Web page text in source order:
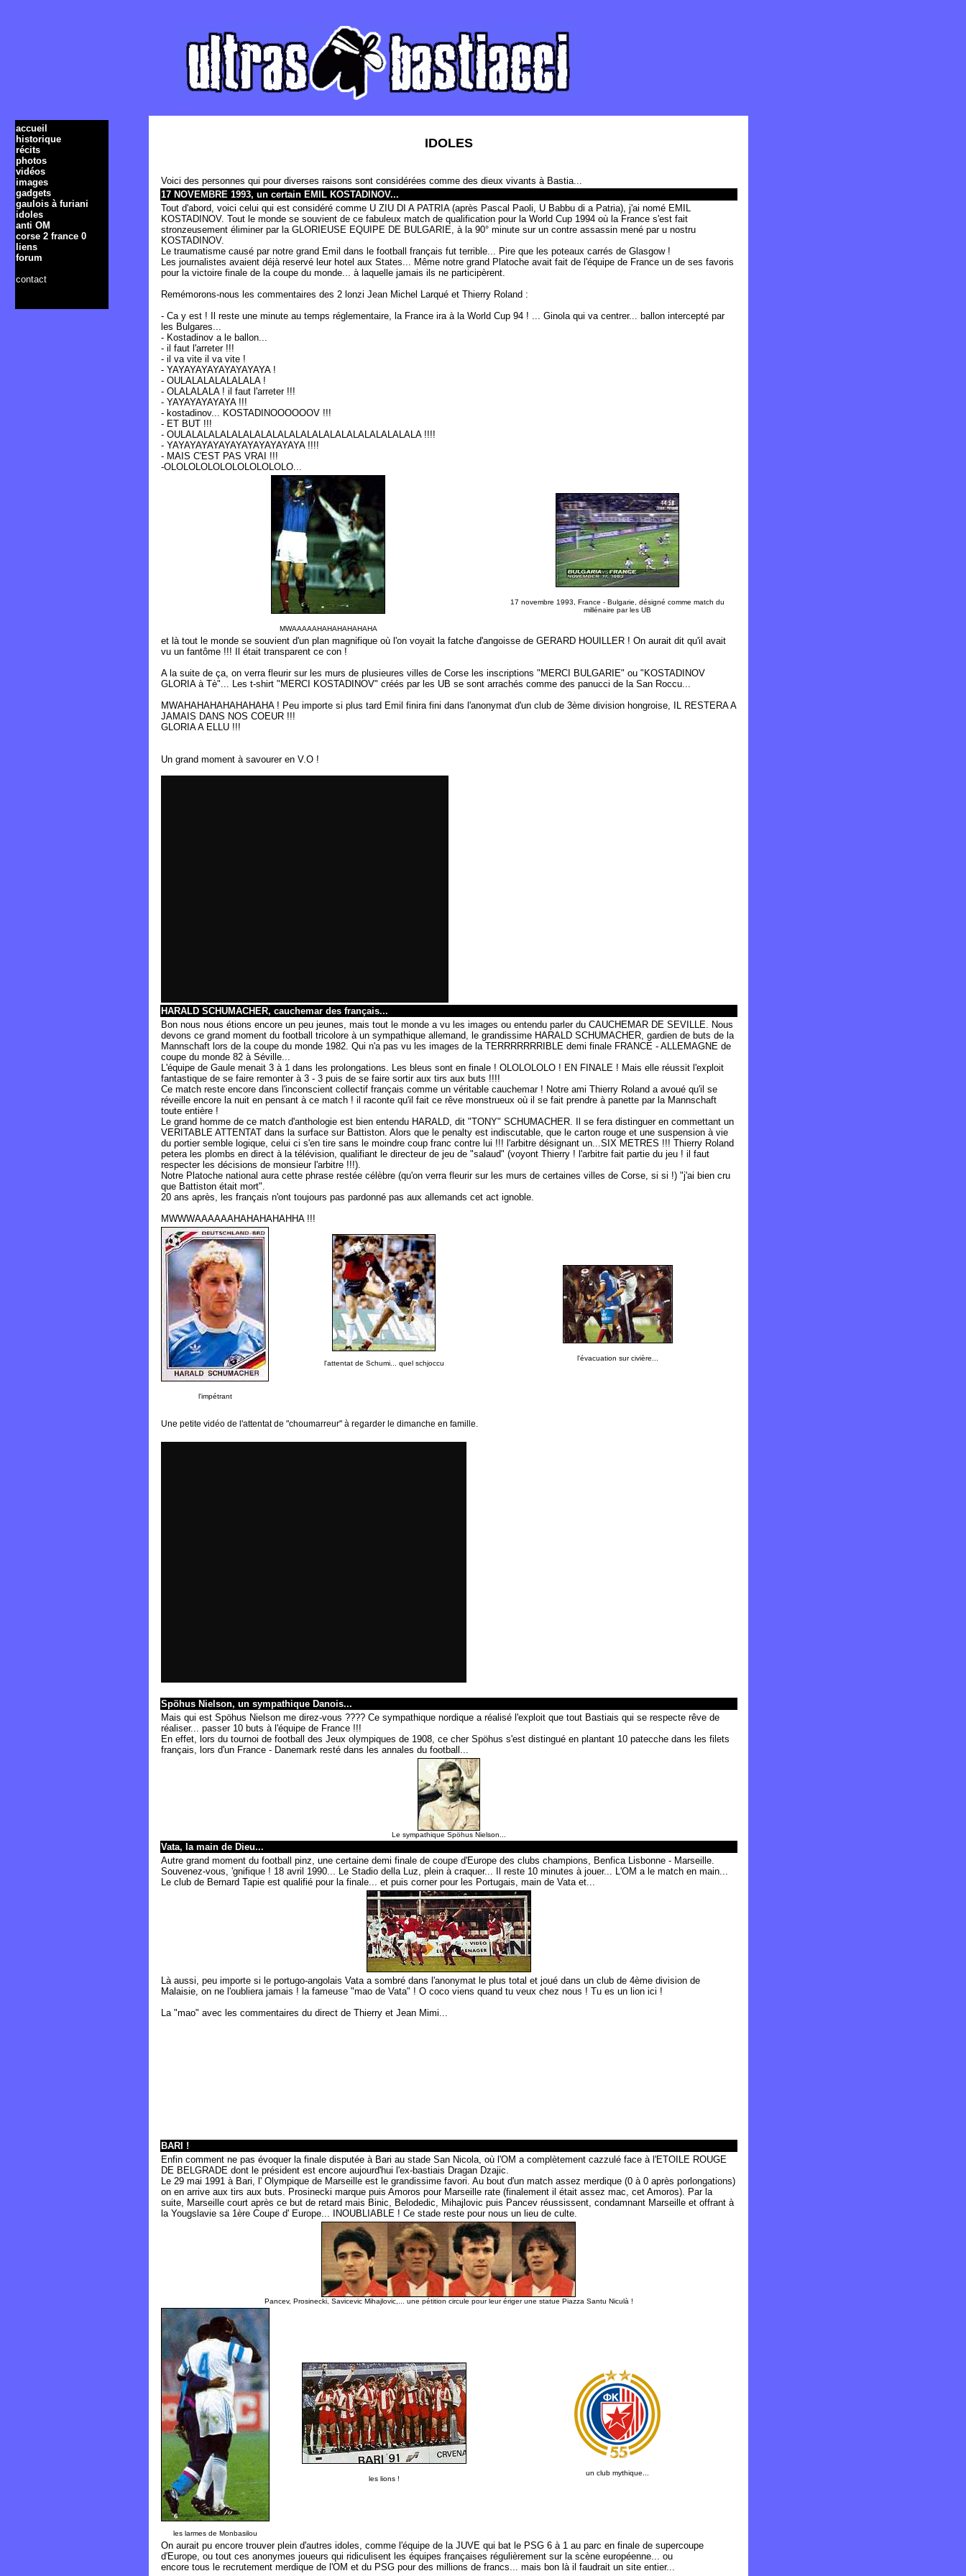
accueil
historique
récits
photos
vidéos
images
gadgets
gaulois à furiani
idoles
anti OM
corse 2 france 0
liens
forum
contact
IDOLES
Voici des personnes qui pour diverses raisons sont considérées comme des dieux vivants à Bastia...
17 NOVEMBRE 1993, un certain EMIL KOSTADINOV...
Tout d'abord, voici celui qui est considéré comme U ZIU DI A PATRIA (après Pascal Paoli, U Babbu di a Patria), j'ai nomé EMIL
KOSTADINOV. Tout le monde se souvient de ce fabuleux match de qualification pour la World Cup 1994 où la France s'est fait
stronzeusement éliminer par la GLORIEUSE EQUIPE DE BULGARIE, à la 90° minute sur un contre assassin mené par u nostru
KOSTADINOV.
Le traumatisme causé par notre grand Emil dans le football français fut terrible... Pire que les poteaux carrés de Glasgow !
Les journalistes avaient déjà reservé leur hotel aux States... Même notre grand Platoche avait fait de l'équipe de France un de ses favoris
pour la victoire finale de la coupe du monde... à laquelle jamais ils ne participèrent.
Remémorons-nous les commentaires des 2 lonzi Jean Michel Larqué et Thierry Roland :
- Ca y est ! Il reste une minute au temps réglementaire, la France ira à la World Cup 94 ! ... Ginola qui va centrer... ballon intercepté par
les Bulgares...
- Kostadinov a le ballon...
- il faut l'arreter !!!
- il va vite il va vite !
- YAYAYAYAYAYAYAYAYA !
- OULALALALALALALA !
- OLALALALA ! il faut l'arreter !!!
- YAYAYAYAYAYA !!!
- kostadinov... KOSTADINOOOOOOV !!!
- ET BUT !!!
- OULALALALALALALALALALALALALALALALALALALALALA !!!!
- YAYAYAYAYAYAYAYAYAYAYAYA !!!!
- MAIS C'EST PAS VRAI !!!
-OLOLOLOLOLOLOLOLOLOLO...
MWAAAAAHAHAHAHAHAHA
17 novembre 1993, France - Bulgarie, désigné comme match du
millénaire par les UB
et là tout le monde se souvient d'un plan magnifique où l'on voyait la fatche d'angoisse de GERARD HOUILLER ! On aurait dit qu'il avait
vu un fantôme !!! Il était transparent ce con !
A la suite de ça, on verra fleurir sur les murs de plusieures villes de Corse les inscriptions "MERCI BULGARIE" ou "KOSTADINOV
GLORIA à Tè"... Les t-shirt "MERCI KOSTADINOV" créés par les UB se sont arrachés comme des panucci de la San Roccu...
MWAHAHAHAHAHAHAHA ! Peu importe si plus tard Emil finira fini dans l'anonymat d'un club de 3ème division hongroise, IL RESTERA A
JAMAIS DANS NOS COEUR !!!
GLORIA A ELLU !!!
Un grand moment à savourer en V.O !
HARALD SCHUMACHER, cauchemar des français...
Bon nous nous étions encore un peu jeunes, mais tout le monde a vu les images ou entendu parler du CAUCHEMAR DE SEVILLE. Nous
devons ce grand moment du football tricolore à un sympathique allemand, le grandissime HARALD SCHUMACHER, gardien de buts de la
Mannschaft lors de la coupe du monde 1982. Qui n'a pas vu l es images de la TERRRRRRRIBLE demi finale FRANCE - ALLEMAGNE de
coupe du monde 82 à Séville...
L'équipe de Gaule menait 3 à 1 dans les prolongations. Les bleus sont en finale ! OLOLOLOLO ! EN FINALE ! Mais elle réussit l'exploit
fantastique de se faire remonter à 3 - 3 puis de se faire sortir aux tirs aux buts !!!!
Ce match reste encore dans l'inconscient collectif français comme un véritable cauchemar ! Notre ami Thierry Roland a avoué qu'il se
réveille encore la nuit en pensant à ce match ! il raconte qu'il fait ce rêve monstrueux où il se fait prendre à panette par la Mannschaft
toute entière !
Le grand homme de ce match d'anthologie est bien entendu HARALD, dit "TONY" SCHUMACHER. Il se fera distinguer en commettant un
VERITABLE ATTENTAT dans la surface sur Battiston. Alors que le penalty est indiscutable, que le carton rouge et une suspension à vie
du portier semble logique, celui ci s'en tire sans le moindre coup franc contre lui !!! l'arbitre désignant un...SIX METRES !!! Thierry Roland
petera les plombs en direct à la télévision, qualifiant le directeur de jeu de "salaud" (voyont Thierry ! l'arbitre fait partie du jeu ! il faut
respecter les décisions de monsieur l'arbitre !!!).
Notre Platoche national aura cette phrase restée célèbre (qu'on verra fleurir sur les murs de certaines villes de Corse, si si !) "j'ai bien cru
que Battiston était mort".
20 ans après, les français n'ont toujours pas pardonné pas aux allemands cet act ignoble.
MWWWAAAAAAHAHAHAHAHHA !!!
l'impétrant
l'attentat de Schumi... quel schjoccu
l'évacuation sur civière...
Une petite vidéo de l'attentat de "choumarreur" à regarder le dimanche en famille.
Spöhus Nielson, un sympathique Danois...
Mais qui est Spöhus Nielson me direz-vous ???? Ce sympathique nordique a réalisé l'exploit que tout Bastiais qui se respecte rêve de
réaliser... passer 10 buts à l'équipe de France !!!
En effet, lors du tournoi de football des Jeux olympiques de 1908, ce cher Spöhus s'est distingué en plantant 10 patecche dans les filets
français, lors d'un France - Danemark resté dans les annales du football...
Le sympathique Spöhus Nielson...
Vata, la main de Dieu...
Autre grand moment du football pinz, une certaine demi finale de coupe d'Europe des clubs champions, Benfica Lisbonne - Marseille.
Souvenez-vous, 'gnifique ! 18 avril 1990... Le Stadio della Luz, plein à craquer... Il reste 10 minutes à jouer... L'OM a le match en main...
Le club de Bernard Tapie est qualifié pour la finale... et puis corner pour les Portugais, main de Vata et...
Là aussi, peu importe si le portugo-angolais Vata a sombré dans l'anonymat le plus total et joué dans un club de 4ème division de
Malaisie, on ne l'oubliera jamais ! la fameuse "mao de Vata" ! O coco viens quand tu veux chez nous ! Tu es un lion ici !
La "mao" avec les commentaires du direct de Thierry et Jean Mimi...
BARI !
Enfin comment ne pas évoquer la finale disputée à Bari au stade San Nicola, où l'OM a complètement cazzulé face à l'ETOILE ROUGE
DE BELGRADE dont le président est encore aujourd'hui l'ex-bastiais Dragan Dzajic.
Le 29 mai 1991 à Bari, l' Olympique de Marseille est le grandissime favori. Au bout d'un match assez merdique (0 à 0 après porlongations)
on en arrive aux tirs aux buts. Prosinecki marque puis Amoros pour Marseille rate (finalement il était assez mac, cet Amoros). Par la
suite, Marseille court après ce but de retard mais Binic, Belodedic, Mihajlovic puis Pancev réussissent, condamnant Marseille et offrant à
la Yougslavie sa 1ère Coupe d' Europe... INOUBLIABLE ! Ce stade reste pour nous un lieu de culte.
Pancev, Prosinecki, Savicevic Mihajlovic,... une pétition circule pour leur ériger une statue Piazza Santu Niculà !
les larmes de Monbasilou
les lions !
un club mythique...
On aurait pu encore trouver plein d'autres idoles, comme l'équipe de la JUVE qui bat le PSG 6 à 1 au parc en finale de supercoupe
d'Europe, ou tout ces anonymes joueurs qui ridiculisent les équipes françaises régulièrement sur la scène européenne... ou
encore tous le recrutement merdique de l'OM et du PSG pour des millions de francs... mais bon là il faudrait un site entier...